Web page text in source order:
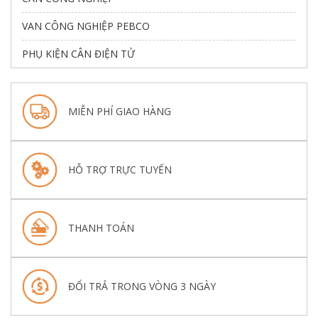
VAN CÔNG NGHIỆP PEBCO
PHỤ KIỆN CÂN ĐIỆN TỬ
MIỄN PHÍ GIAO HÀNG
HỖ TRỢ TRỰC TUYẾN
THANH TOÁN
ĐỔI TRẢ TRONG VÒNG 3 NGÀY